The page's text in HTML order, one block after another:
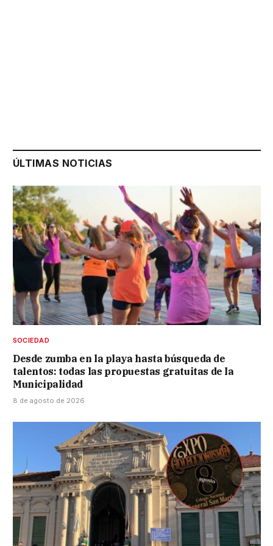
ÚLTIMAS NOTICIAS
SOCIEDAD
Desde zumba en la playa hasta búsqueda de
talentos: todas las propuestas gratuitas de la
Municipalidad
8 de agosto de 2026